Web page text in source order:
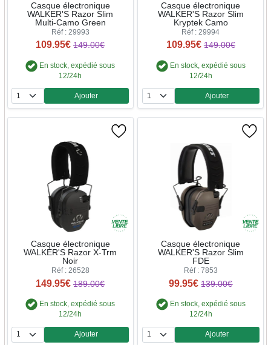
Casque électronique
WALKER'S Razor Slim
Multi-Camo Green
Réf : 29993
109.95€ 149.00€
En stock, expédié sous
12/24h
Quantité
Ajouter
Casque électronique
WALKER'S Razor Slim
Kryptek Camo
Réf : 29994
109.95€ 149.00€
En stock, expédié sous
12/24h
Quantité
Ajouter
Casque électronique
WALKER'S Razor X-Trm
Noir
Réf : 26528
149.95€ 189.00€
En stock, expédié sous
12/24h
Quantité
Ajouter
Casque électronique
WALKER'S Razor Slim
FDE
Réf : 7853
99.95€ 139.00€
En stock, expédié sous
12/24h
Quantité
Ajouter